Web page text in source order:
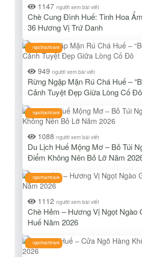
1147 người xem bài viết
Chè Cung Đình Huế: Tinh Hoa
36 Hương Vị Trứ Danh
ngocthachtravel
949 người xem bài viết
Rừng Ngập Mặn Rú Chá Huế –
Cảnh Tuyệt Đẹp Giữa Lòng Cố Đô
ngocthachtravel
1088 người xem bài viết
Du Lịch Huế Mộng Mơ – Bỏ Túi
Điểm Không Nên Bỏ Lỡ Năm
ngocthachtravel
1112 người xem bài viết
Chè Hẻm – Hương Vị Ngọt Ngào
Huế Năm 2026
ngocthachtravel